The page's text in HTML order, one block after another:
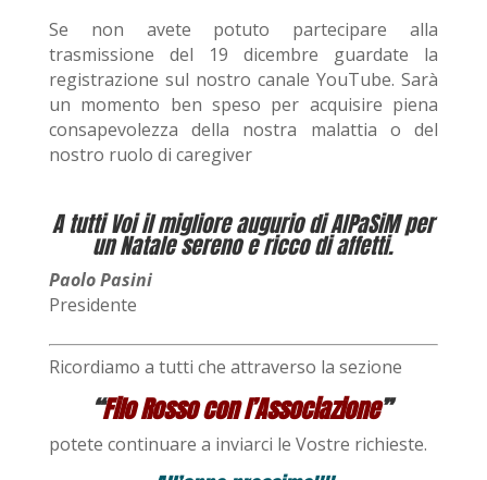
Se non avete potuto partecipare alla
trasmissione del 19 dicembre guardate la
registrazione sul nostro canale YouTube. Sarà
un momento ben speso per acquisire piena
consapevolezza della nostra malattia o del
nostro ruolo di caregiver
A tutti Voi il migliore augurio di AIPaSiM per
un Natale sereno e ricco di affetti.
Paolo Pasini
Presidente
Ricordiamo a tutti che attraverso la sezione
“Filo Rosso con l’Associazione”
potete continuare a inviarci le Vostre richieste.